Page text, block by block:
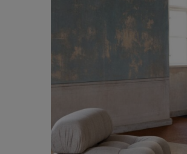
Mantenimiento
Colaboraciones con diseñadores